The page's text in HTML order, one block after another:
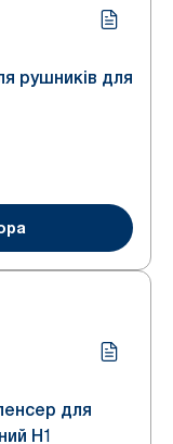
рушників для
для
H1